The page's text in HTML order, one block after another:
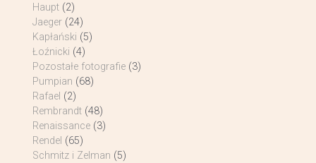
Haupt (2)
Jaeger (24)
Kapłański (5)
Łoźnicki (4)
Pozostałe fotografie (3)
Pumpian (68)
Rafael (2)
Rembrandt (48)
Renaissance (3)
Rendel (65)
Schmitz i Zelman (5)